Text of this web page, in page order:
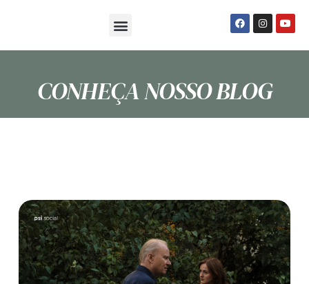
CONHEÇA NOSSO BLOG